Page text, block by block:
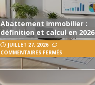
Abattement immobilier :
définition et calcul en 2026
JUILLET 27, 2026
COMMENTAIRES FERMÉS